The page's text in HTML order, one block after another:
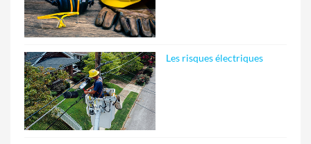
Les risques électriques